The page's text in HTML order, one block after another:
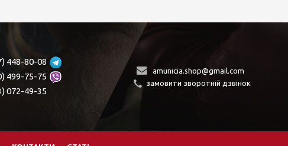
448-80-08
499-75-75
072-49-35
amunicia.shop@gmail.com
замовити зворотній дзвінок